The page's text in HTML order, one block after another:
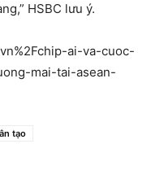
HSBC lưu ý.
ai-va-cuoc-
mai-tai-asean-
tạo